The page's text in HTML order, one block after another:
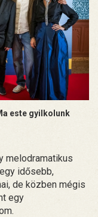
este gyilkolunk
melodramatikus
idősebb,
de közben mégis
egy